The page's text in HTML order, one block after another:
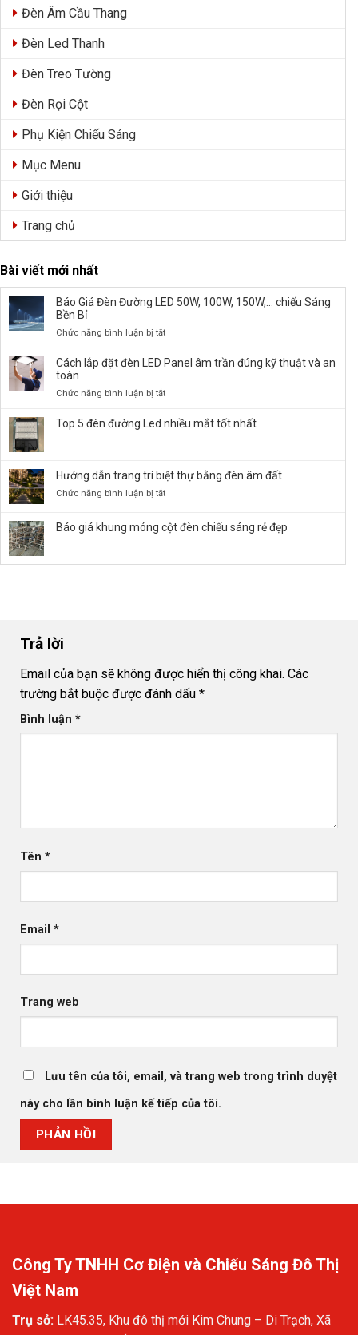
Đèn Âm Cầu Thang
Đèn Led Thanh
Đèn Treo Tường
Đèn Rọi Cột
Phụ Kiện Chiếu Sáng
Mục Menu
Giới thiệu
Trang chủ
Bài viết mới nhất
Báo Giá Đèn Đường LED 50W, 100W, 150W,… chiếu Sáng
Bền Bỉ
Chức năng bình luận bị tắtở
Giá
100W,
Sáng
Bền
Cách lắp đặt đèn LED Panel âm trần đúng kỹ thuật và an
toàn
Chức năng bình luận bị tắtở
lắp
Panel
kỹ
Top 5 đèn đường Led nhiều mắt tốt nhất
Hướng dẫn trang trí biệt thự bằng đèn âm đất
Chức năng bình luận bị tắtở
trang
Báo giá khung móng cột đèn chiếu sáng rẻ đẹp
Trả lời
Email của bạn sẽ không được hiển thị công khai. Các
trường bắt buộc được đánh dấu *
Bình luận *
Tên *
Email *
Trang web
Lưu tên của tôi, email, và trang web trong trình duyệt
này cho lần bình luận kế tiếp của tôi.
Công Ty TNHH Cơ Điện và Chiếu Sáng Đô Thị
Việt Nam
Trụ sở: LK45.35, Khu đô thị mới Kim Chung – Di Trạch, Xã